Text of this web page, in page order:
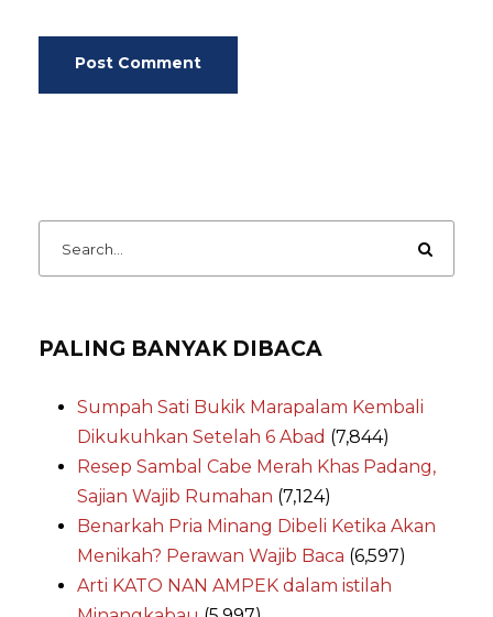
PALING BANYAK DIBACA
Sumpah Sati Bukik Marapalam Kembali
Dikukuhkan Setelah 6 Abad (7,844)
Resep Sambal Cabe Merah Khas Padang,
Sajian Wajib Rumahan (7,124)
Benarkah Pria Minang Dibeli Ketika Akan
Menikah? Perawan Wajib Baca (6,597)
Arti KATO NAN AMPEK dalam istilah